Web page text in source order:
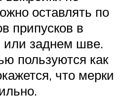
оставлять по
припусков в
заднем шве.
пользуются как
что мерки